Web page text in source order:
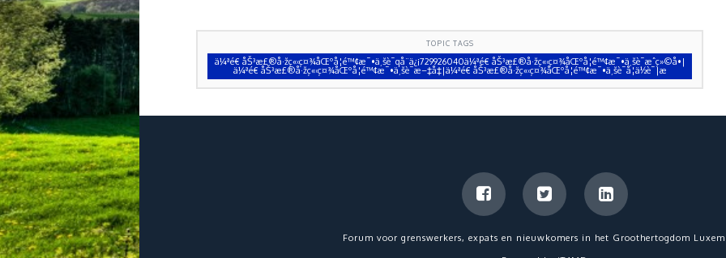
TOPIC TAGS
ä¼ªé€ åŠ³æ£®å·žç«‹ç¤¾åŒºå­¦é™¢æ¯•ä¸šè¯qå¨ä¿¡729926040ä¼ªé€ åŠ³æ£®å·žç«‹ç¤¾åŒºå­¦é™¢æ¯•ä¸šè¯æˆç»©å•|
ä¼ªé€ åŠ³æ£®å·žç«‹ç¤¾åŒºå­¦é™¢æ¯•ä¸šè¯æ–‡å‡­|ä¼ªé€ åŠ³æ£®å·žç«‹ç¤¾åŒºå­¦é™¢æ¯•ä¸šè¯å­¦ä½è¯|æ
Forum voor grenswerkers, expats en nieuwkomers in het Groothertogdom